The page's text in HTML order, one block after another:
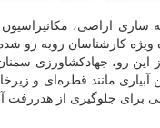
سازی اراضی،
ویژه کارشناسان روبه رو
این رو، جهادکشاورزی
مانند قطره‌ای و
جلوگیری از هدررفت